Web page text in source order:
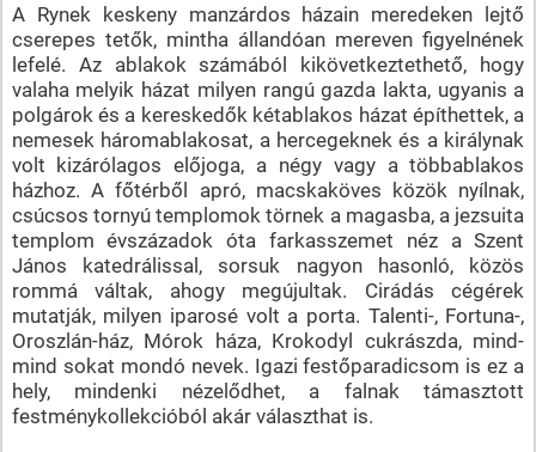
A Rynek keskeny manzárdos házain meredeken lejtő
cserepes tetők, mintha állandóan mereven figyelnének
lefelé. Az ablakok számából kikövetkeztethető, hogy
valaha melyik házat milyen rangú gazda lakta, ugyanis a
polgárok és a kereskedők kétablakos házat építhettek, a
nemesek háromablakosat, a hercegeknek és a királynak
volt kizárólagos előjoga, a négy vagy a többablakos
házhoz. A főtérből apró, macskaköves közök nyílnak,
csúcsos tornyú templomok törnek a magasba, a jezsuita
templom évszázadok óta farkasszemet néz a Szent
János katedrálissal, sorsuk nagyon hasonló, közös
rommá váltak, ahogy megújultak. Cirádás cégérek
mutatják, milyen iparosé volt a porta. Talenti-, Fortuna-,
Oroszlán-ház, Mórok háza, Krokodyl cukrászda, mind-
mind sokat mondó nevek. Igazi festőparadicsom is ez a
hely, mindenki nézelődhet, a falnak támasztott
festménykollekcióból akár választhat is.